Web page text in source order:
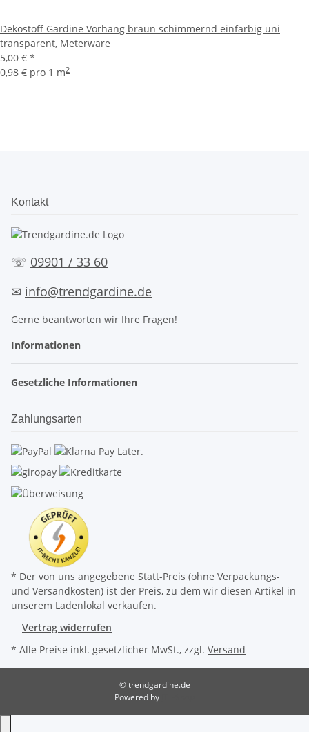
Dekostoff Gardine Vorhang braun schimmernd einfarbig uni
transparent, Meterware
5,00 € *
0,98 € pro 1 m2
Kontakt
☏ 09901 / 33 60
✉ info@trendgardine.de
Gerne beantworten wir Ihre Fragen!
Informationen
Gesetzliche Informationen
Zahlungsarten
* Der von uns angegebene Statt-Preis (ohne Verpackungs-
und Versandkosten) ist der Preis, zu dem wir diesen Artikel in
unserem Ladenlokal verkaufen.
Vertrag widerrufen
* Alle Preise inkl. gesetzlicher MwSt., zzgl. Versand
© trendgardine.de
Powered by